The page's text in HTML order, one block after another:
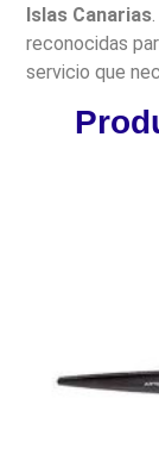
Islas Canarias
reconocidas
servicio que